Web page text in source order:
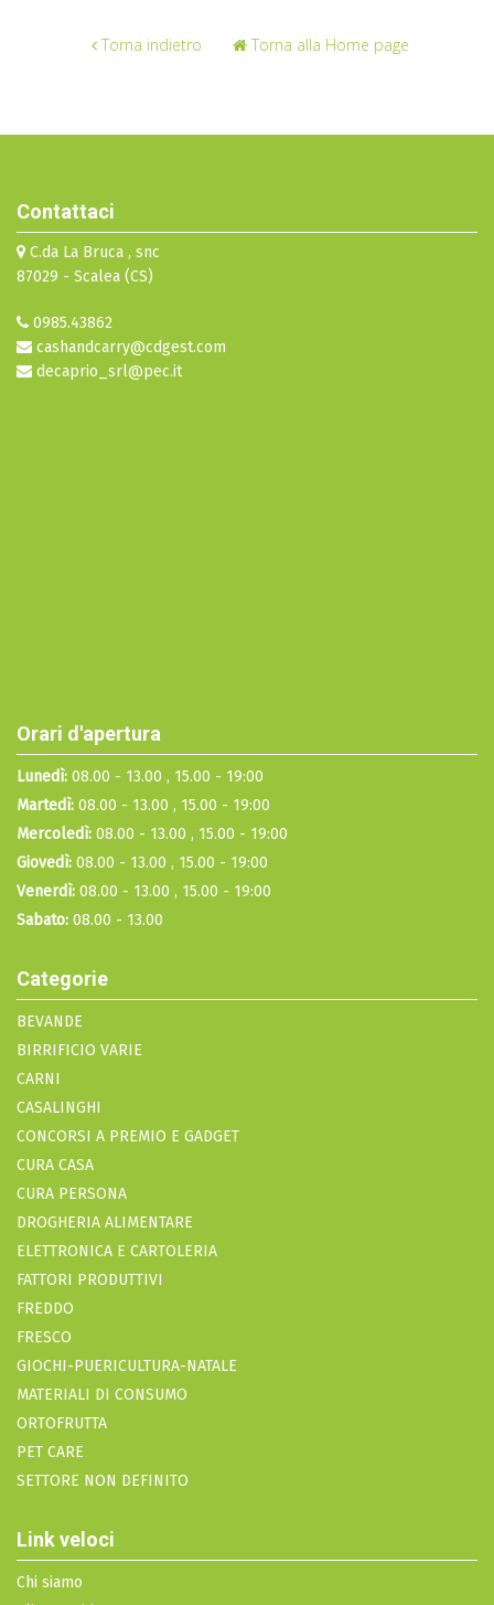
Torna indietro Torna alla Home page
Contattaci
C.da La Bruca , snc
87029 - Scalea (CS)
0985.43862
cashandcarry@cdgest.com
decaprio_srl@pec.it
Orari d'apertura
Lunedì: 08.00 - 13.00 , 15.00 - 19:00
Martedì: 08.00 - 13.00 , 15.00 - 19:00
Mercoledì: 08.00 - 13.00 , 15.00 - 19:00
Giovedì: 08.00 - 13.00 , 15.00 - 19:00
Venerdì: 08.00 - 13.00 , 15.00 - 19:00
Sabato: 08.00 - 13.00
Categorie
BEVANDE
BIRRIFICIO VARIE
CARNI
CASALINGHI
CONCORSI A PREMIO E GADGET
CURA CASA
CURA PERSONA
DROGHERIA ALIMENTARE
ELETTRONICA E CARTOLERIA
FATTORI PRODUTTIVI
FREDDO
FRESCO
GIOCHI-PUERICULTURA-NATALE
MATERIALI DI CONSUMO
ORTOFRUTTA
PET CARE
SETTORE NON DEFINITO
Link veloci
Chi siamo